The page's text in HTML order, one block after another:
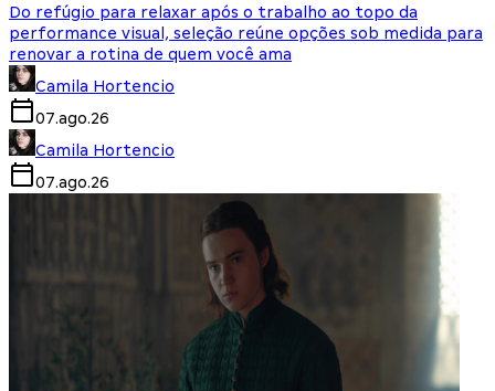
Do refúgio para relaxar após o trabalho ao topo da
performance visual, seleção reúne opções sob medida para
renovar a rotina de quem você ama
Camila Hortencio
07.ago.26
Camila Hortencio
07.ago.26